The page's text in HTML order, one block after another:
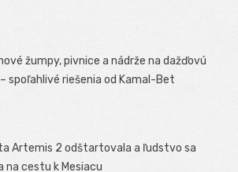
žumpy, pivnice a nádrže na dažďovú
spoľahlivé riešenia od Kamal-Bet
Artemis 2 odštartovala a ľudstvo sa
na cestu k Mesiacu